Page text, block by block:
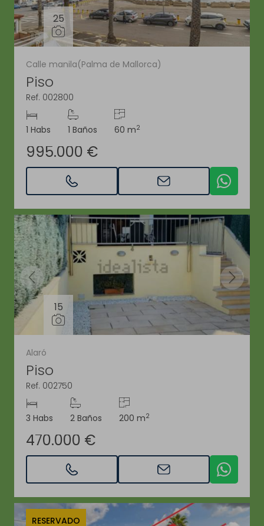
25
Calle manila(Palma de Mallorca)
Piso
Ref. 002800
1 Habs 1 Baños 60 m2
995.000 €
15
Alaró
Piso
Ref. 002750
3 Habs 2 Baños 200 m2
470.000 €
RESERVADO